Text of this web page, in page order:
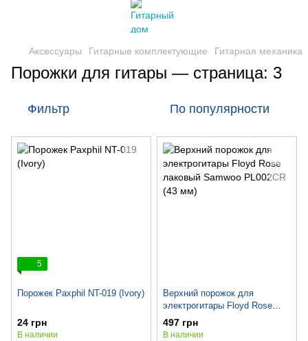
Аксессуары Гитарные комплектующие Гитарная механика
Порожки для гитары — страница: 3
Фильтр По популярности
5
Порожек Paxphil NT-019 (Ivory)
24 грн
В наличии
Верхний порожок для
электрогитары Floyd Rose
лаковый Samwoo PL002CR (43
мм)
497 грн
В наличии